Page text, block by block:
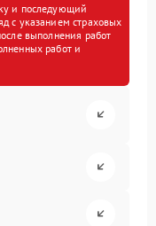
и последующий
с указанием страховых
выполнения работ
работ и